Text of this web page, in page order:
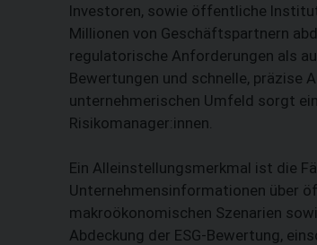
Investoren, sowie öffentliche
Millionen von Geschäftspartnern
regulatorische Anforderungen als
Bewertungen und schnelle, präzise
unternehmerischen Umfeld sorgt
Risikomanager:innen.
Ein Alleinstellungsmerkmal ist die
Unternehmensinformationen über
makroökonomischen Szenarien
Abdeckung der ESG-Bewertung,